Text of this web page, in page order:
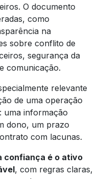
O documento
como
na
sobre conflito de
segurança da
comunicação.
relevante
de uma operação
uma informação
dono, um prazo
com lacunas.
confiança é o ativo
, com regras claras,